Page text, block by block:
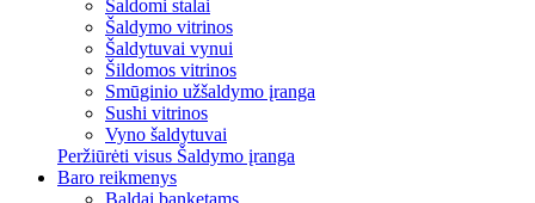
Šaldomi stalai
Šaldymo vitrinos
Šaldytuvai vynui
Šildomos vitrinos
Smūginio užšaldymo įranga
Sushi vitrinos
Vyno šaldytuvai
Peržiūrėti visus Šaldymo įranga
Baro reikmenys
Baldai banketams